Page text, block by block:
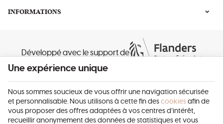
INFORMATIONS
Développé avec le support de
Beauty Ambitions | N° d'entreprise : 0690.585.263 |Mentions légales &
Une expérience unique
Nous sommes soucieux de vous offrir une navigation sécurisée
et personnalisable. Nous utilisons à cette fin des cookies afin de
vous proposer des offres adaptées à vos centres d’intérêt,
recueillir anonymement des données de statistiques et vous